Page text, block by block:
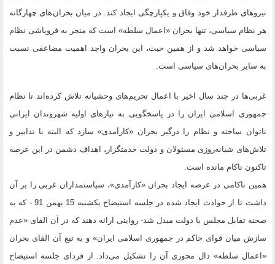
نیروهای طرفدار خود وفاق و یکپارچگی ایجاد کند. در میان بحران های چهارگانه
هر نظام سیاسی، تنها بحران «اعمال سلطه» است که منجر به فروپاشی نظام
سیاسی خواهد شد و از همین حیث، این بحران واجد اهمیت مضاعفی نسبت
به سایر بحران‌های سیاسی است.
غربی‌ها در چند سال اخیر با اعمال تحریم‌های وحشیانه تلاش کرده‌اند تا نظام
جمهوری اسلامی ایران را در پاسخگویی به نیازهای اولیه شهروندان ایرانی
ناتوان ساخته و نظام را درگیر بحران «کارآمدی» سازد که البته با تدابیر و
تلاش‌های شبانه‌روزی مسئولان و دولت خدمتگزار، اهداف دشمن در این عرصه
تاکنون ناکام مانده است.
همین ناکامی در عرصه ایجاد بحران «کارآمدی»، سیاستمداران غربی را بر آن
داشت تا از حوادث ایجاد شده در جلسه استیضاح یکشنبه 15 بهمن 91 - که به
صحنه تقابل مجلس با دولت مبدل شد- روایتی ارائه دهند که در آن القای «عدم
سازش میان قوای حاکم در جمهوری اسلامی ایران» و به تبع آن القای بحران
«اعمال سلطه» دال محوری آن را تشکیل می‌داد. از فردای جلسه استیضاح